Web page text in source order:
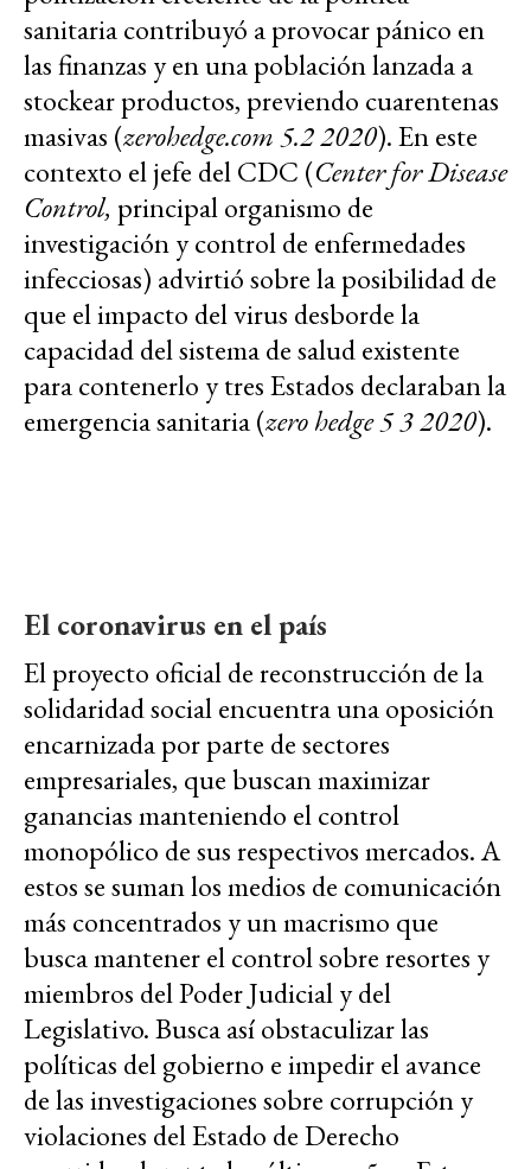
sanitaria contribuyó a provocar pánico en
las finanzas y en una población lanzada a
stockear productos, previendo cuarentenas
masivas (zerohedge.com 5.2 2020). En este
contexto el jefe del CDC (Center for Disease
Control, principal organismo de
investigación y control de enfermedades
infecciosas) advirtió sobre la posibilidad de
que el impacto del virus desborde la
capacidad del sistema de salud existente
para contenerlo y tres Estados declaraban la
emergencia sanitaria (zero hedge 5 3 2020).
El coronavirus en el país
El proyecto oficial de reconstrucción de la
solidaridad social encuentra una oposición
encarnizada por parte de sectores
empresariales, que buscan maximizar
ganancias manteniendo el control
monopólico de sus respectivos mercados. A
estos se suman los medios de comunicación
más concentrados y un macrismo que
busca mantener el control sobre resortes y
miembros del Poder Judicial y del
Legislativo. Busca así obstaculizar las
políticas del gobierno e impedir el avance
de las investigaciones sobre corrupción y
violaciones del Estado de Derecho